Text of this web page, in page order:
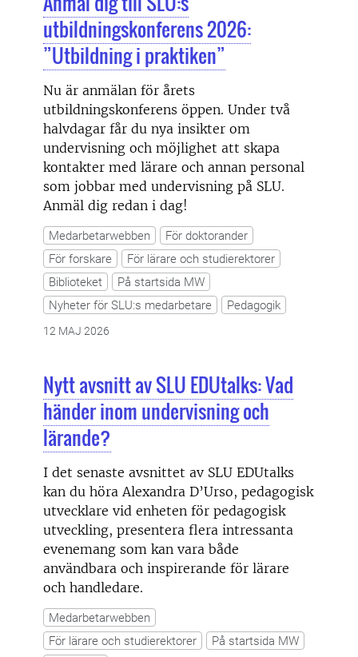
utbildningskonferens 2026:
”Utbildning i praktiken”
Nu är anmälan för årets
utbildningskonferens öppen. Under två
halvdagar får du nya insikter om
undervisning och möjlighet att skapa
kontakter med lärare och annan personal
som jobbar med undervisning på SLU.
Anmäl dig redan i dag!
Medarbetarwebben
För doktorander
För forskare
För lärare och studierektorer
Biblioteket
På startsida MW
Nyheter för SLU:s medarbetare
Pedagogik
12 MAJ 2026
Nytt avsnitt av SLU EDUtalks: Vad
händer inom undervisning och
lärande?
I det senaste avsnittet av SLU EDUtalks
kan du höra Alexandra D’Urso, pedagogisk
utvecklare vid enheten för pedagogisk
utveckling, presentera flera intressanta
evenemang som kan vara både
användbara och inspirerande för lärare
och handledare.
Medarbetarwebben
För lärare och studierektorer
På startsida MW